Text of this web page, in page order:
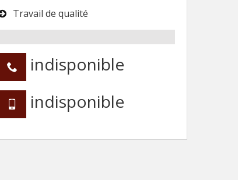
Travail de qualité
indisponible
indisponible